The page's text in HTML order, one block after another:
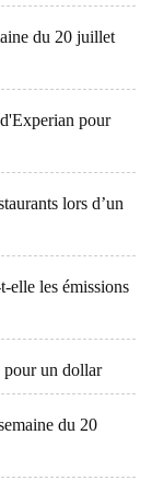
du 20 juillet
pour
lors d’un
elle les émissions
pour un dollar
du 20